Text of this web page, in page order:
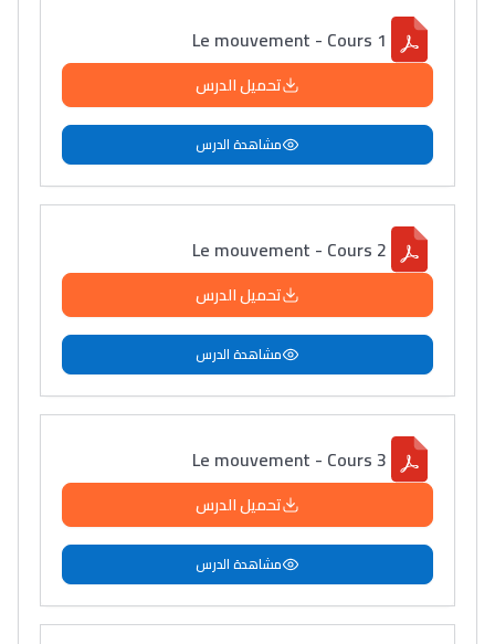
Le mouvement - Cours 1
تحميل الدرس
مشاهدة الدرس
Le mouvement - Cours 2
تحميل الدرس
مشاهدة الدرس
Le mouvement - Cours 3
تحميل الدرس
مشاهدة الدرس